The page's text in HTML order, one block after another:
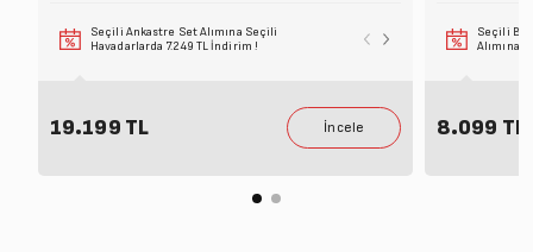
Seçili Ankastre Set Alımına Seçili
Havadarlarda 7.249 TL İndirim !
Seçili
Beraber
19.199 TL
Seçili
Alımına
8.099 TL